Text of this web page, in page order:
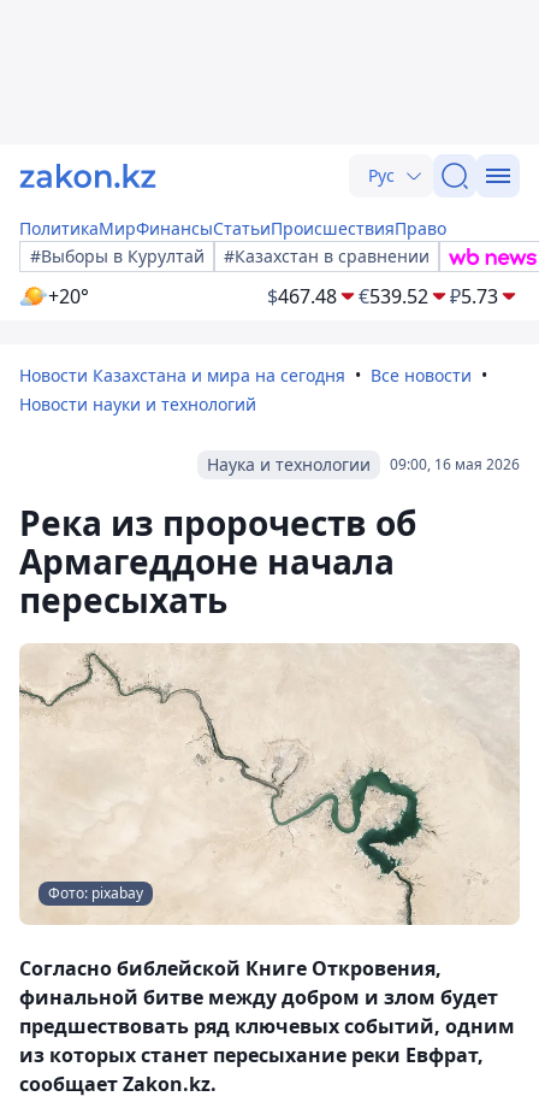
Рус
ПолитикаМирФинансыСтатьиПроисшествияПраво
#Выборы в Курултай
#Казахстан в сравнении
+20° $467.48 €539.52 ₽5.73
Новости Казахстана и мира на сегодня
Все новости
Новости науки и технологий
09:00, 16 мая 2026
Наука и технологии
Река из пророчеств об
Армагеддоне начала
пересыхать
Фото: pixabay
Согласно библейской Книге Откровения,
финальной битве между добром и злом будет
предшествовать ряд ключевых событий, одним
из которых станет пересыхание реки Евфрат,
сообщает Zakon.kz.